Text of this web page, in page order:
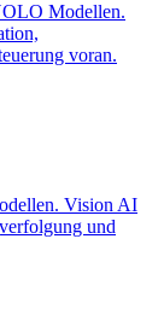
Modellen.
voran.
Vision AI
und